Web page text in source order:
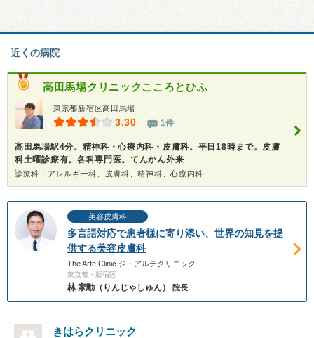
近くの病院
高田馬場クリニックこころとひふ
東京都新宿区高田馬場
3.30 1件
高田馬場駅4分。精神科・心療内科・皮膚科。平日18時まで。皮膚
科土曜診療有。各科専門医。てんかん外来
診療科：アレルギー科、皮膚科、精神科、心療内科
美容皮膚科
多言語対応で患者様に寄り添い、世界の知見を提
供する美容皮膚科
The Arte Clinic ジ・アルテクリニック
東京都・新宿区
林 家勳（りんじゃしゅん） 院長
きはらクリニック